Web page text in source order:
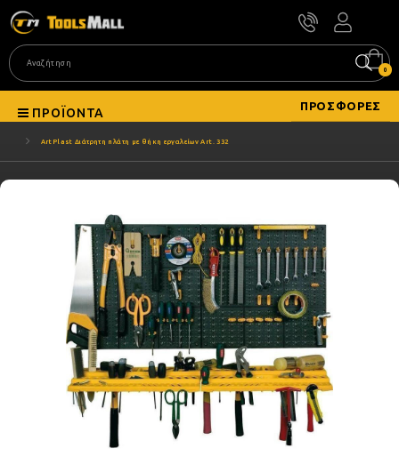
0
ΠΡΟΪΌΝΤΑ ΠΡΟΣΦΟΡΈΣ
ArtPlast Διάτρητη πλάτη με θήκη εργαλείων Art. 332